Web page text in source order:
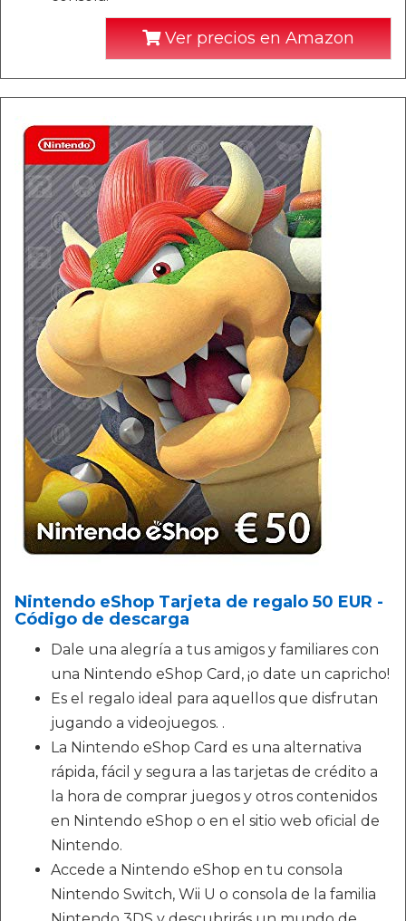
Ver precios en Amazon
Nintendo eShop Tarjeta de regalo 50 EUR -
Código de descarga
Dale una alegría a tus amigos y familiares con
una Nintendo eShop Card, ¡o date un capricho!
Es el regalo ideal para aquellos que disfrutan
jugando a videojuegos. .
La Nintendo eShop Card es una alternativa
rápida, fácil y segura a las tarjetas de crédito a
la hora de comprar juegos y otros contenidos
en Nintendo eShop o en el sitio web oficial de
Nintendo.
Accede a Nintendo eShop en tu consola
Nintendo Switch, Wii U o consola de la familia